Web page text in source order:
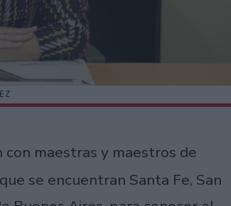
maestras y maestros de
se encuentran Santa Fe, San